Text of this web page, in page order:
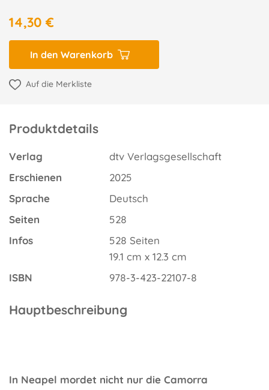
14,30 €
In den Warenkorb
Auf die Merkliste
Produktdetails
Verlag
dtv Verlagsgesellschaft
Erschienen
2025
Sprache
Deutsch
Seiten
528
Infos
528 Seiten
19.1 cm x 12.3 cm
ISBN
978-3-423-22107-8
Hauptbeschreibung
In Neapel mordet nicht nur die Camorra